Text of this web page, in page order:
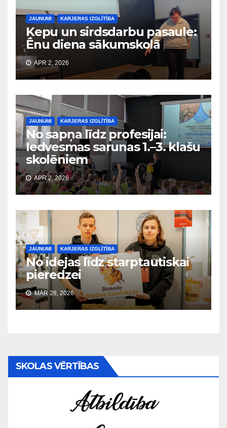
JAUNUMI KARJERAS IZGLĪTĪBA
Ķepu un sirdsdarbu pasaule:
Ēnu diena sākumskolā
APR 2, 2026
JAUNUMI KARJERAS IZGLĪTĪBA
No sapņa līdz profesijai:
Iedvesmas sarunas 1.–3. klašu
skolēniem
APR 2, 2026
JAUNUMI KARJERAS IZGLĪTĪBA
No idejas līdz starptautiskai
pieredzei
MAR 28, 2026
SKOLAS VĒRTĪBAS